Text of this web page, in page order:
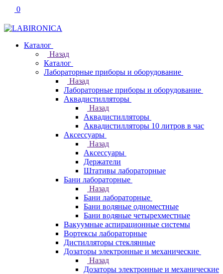
0
Каталог
Назад
Каталог
Лабораторные приборы и оборудование
Назад
Лабораторные приборы и оборудование
Аквадистилляторы
Назад
Аквадистилляторы
Аквадистилляторы 10 литров в час
Аксессуары
Назад
Аксессуары
Держатели
Штативы лабораторные
Бани лабораторные
Назад
Бани лабораторные
Бани водяные одноместные
Бани водяные четырехместные
Вакуумные аспирационные системы
Вортексы лабораторные
Дистилляторы стеклянные
Дозаторы электронные и механические
Назад
Дозаторы электронные и механические